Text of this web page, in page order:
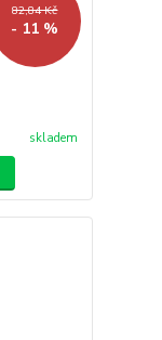
82,84 Kč
- 11 %
skladem